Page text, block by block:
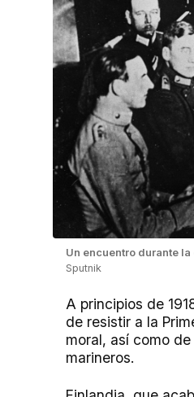
Un encuentro durante
Sputnik
A principios de
de resistir a la
moral, así como
marineros.